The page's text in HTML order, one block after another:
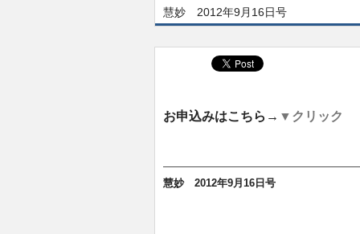
慧妙 2012年9月16日号
お申込みはこちら→ ▼クリック
慧妙 2012年9月16日号